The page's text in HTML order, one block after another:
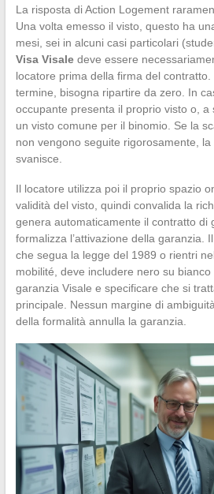
La risposta di Action Logement
Una volta emesso il visto, questo ha
mesi, sei in alcuni casi particolari
Visa Visaledeve essere
locatore prima della firma del
termine, bisogna ripartire da zero. In
occupante presenta il proprio visto o, a
un visto comune per il binomio. Se la
non vengono seguite rigorosamente, la
svanisce.
Il locatore utilizza poi il proprio spazio
validità del visto, quindi convalida la
genera automaticamente il contratto di
formalizza l’attivazione della garanzia.
che segua la legge del 1989 o rientri
mobilité, deve includere nero su
garanzia Visale e specificare che si
principale. Nessun margine di
della formalità annulla la garanzia.